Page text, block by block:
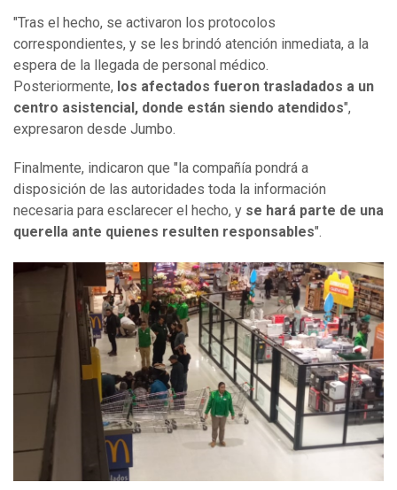
"Tras el hecho, se activaron los protocolos
correspondientes, y se les brindó atención inmediata, a la
espera de la llegada de personal médico.
Posteriormente, los afectados fueron trasladados a un
centro asistencial, donde están siendo atendidos",
expresaron desde Jumbo.
Finalmente, indicaron que "la compañía pondrá a
disposición de las autoridades toda la información
necesaria para esclarecer el hecho, y se hará parte de una
querella ante quienes resulten responsables".